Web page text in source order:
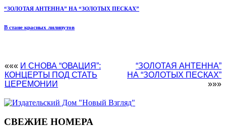
“ЗОЛОТАЯ АНТЕННА” НА “ЗОЛОТЫХ ПЕСКАХ”
В стане красных лилипутов
««« И СНОВА “ОВАЦИЯ”:
КОНЦЕРТЫ ПОД СТАТЬ
ЦЕРЕМОНИИ
“ЗОЛОТАЯ АНТЕННА”
НА “ЗОЛОТЫХ ПЕСКАХ”
»»»
СВЕЖИЕ НОМЕРА